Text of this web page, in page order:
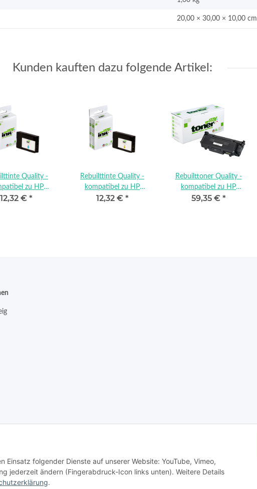
20,00 × 30,00 × 10,00 cm
Kunden kauften dazu folgende Artikel:
Quality -
zu HP
/ 963
12,32 € *
Rebuilttinte Quality -
kompatibel zu HP
3JA25AE / 963
12,32 € *
Rebuilttoner Quality -
kompatibel zu HP
W1331A
59,35 € *
Einsatz folgender Dienste auf unserer Website: YouTube, Vimeo,
jederzeit ändern (Fingerabdruck-Icon links unten). Weitere Details
.